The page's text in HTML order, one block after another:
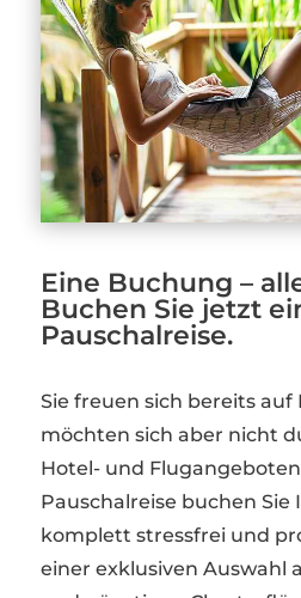
Eine Buchung –
Buchen Sie jetzt
Pauschalreise.
Sie freuen sich bereits auf
möchten sich aber nicht
Hotel- und
Pauschalreise buchen Sie
komplett stressfrei und
einer exklusiven Auswahl